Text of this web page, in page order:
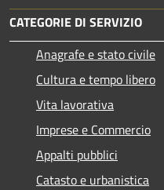
CATEGORIE DI SERVIZIO
Anagrafe e stato civile
Cultura e tempo libero
Vita lavorativa
Imprese e Commercio
Appalti pubblici
Catasto e urbanistica